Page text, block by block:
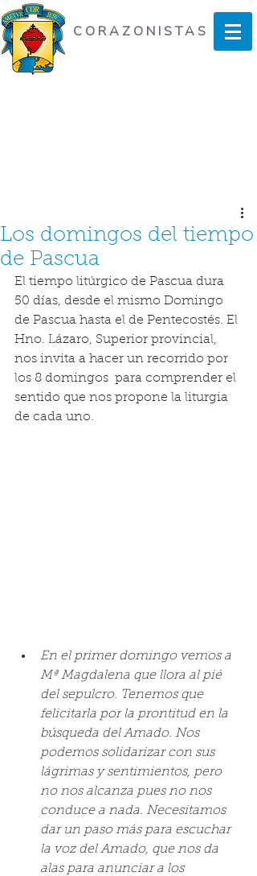
CORAZONISTAS
Los domingos del tiempo
de Pascua
El tiempo litúrgico de Pascua dura
50 días, desde el mismo Domingo
de Pascua hasta el de Pentecostés. El
Hno. Lázaro, Superior provincial,
nos invita a hacer un recorrido por
los 8 domingos  para comprender el
sentido que nos propone la liturgia
de cada uno.
En el primer domingo vemos a
Mª Magdalena que llora al pié
del sepulcro. Tenemos que
felicitarla por la prontitud en la
búsqueda del Amado. Nos
podemos solidarizar con sus
lágrimas y sentimientos, pero
no nos alcanza pues no nos
conduce a nada. Necesitamos
dar un paso más para escuchar
la voz del Amado, que nos da
alas para anunciar a los